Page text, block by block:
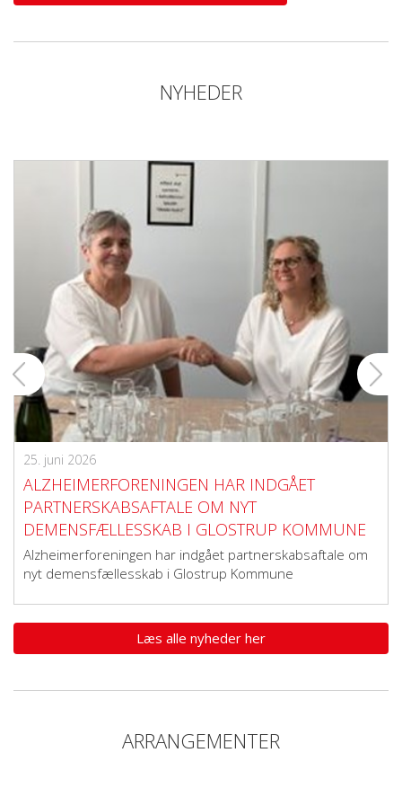
NYHEDER
25. juni 2026
ALZHEIMERFORENINGEN HAR INDGÅET
PARTNERSKABSAFTALE OM NYT
DEMENSFÆLLESSKAB I GLOSTRUP KOMMUNE
Alzheimerforeningen har indgået partnerskabsaftale om
nyt demensfællesskab i Glostrup Kommune
Læs alle nyheder her
ARRANGEMENTER